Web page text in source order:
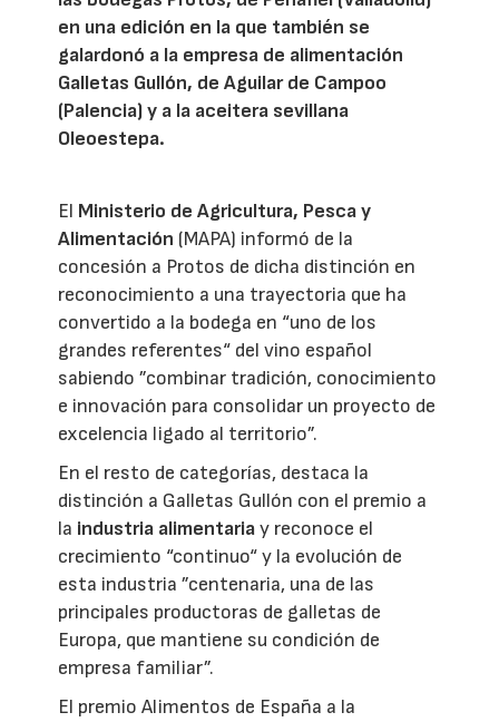
en una edición en la que también se
galardonó a la empresa de alimentación
Galletas Gullón, de Aguilar de Campoo
(Palencia) y a la aceitera sevillana
Oleoestepa.
El Ministerio de Agricultura, Pesca y
Alimentación (MAPA) informó de la
concesión a Protos de dicha distinción en
reconocimiento a una trayectoria que ha
convertido a la bodega en “uno de los
grandes referentes“ del vino español
sabiendo ”combinar tradición, conocimiento
e innovación para consolidar un proyecto de
excelencia ligado al territorio”.
En el resto de categorías, destaca la
distinción a Galletas Gullón con el premio a
la industria alimentariay reconoce el
crecimiento “continuo“ y la evolución de
esta industria ”centenaria, una de las
principales productoras de galletas de
Europa, que mantiene su condición de
empresa familiar”.
El premio Alimentos de España a la